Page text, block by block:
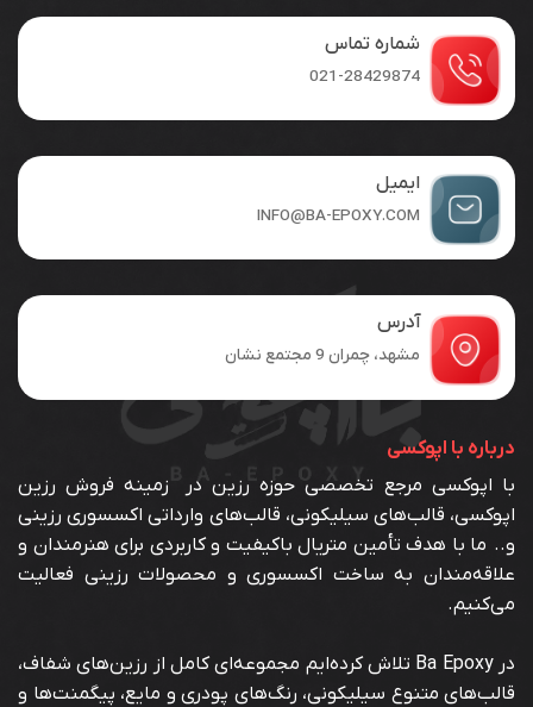
شماره تماس
021-28429874
ایمیل
INFO@BA-EPOXY.COM
آدرس
مشهد، چمران 9 مجتمع نشان
درباره با اپوکسی
با اپوکسی مرجع تخصصی حوزه رزین در زمینه فروش رزین
اپوکسی، قالب‌های سیلیکونی، قالب‌های وارداتی اکسسوری رزینی
و.. ما با هدف تأمین متریال باکیفیت و کاربردی برای هنرمندان و
علاقه‌مندان به ساخت اکسسوری و محصولات رزینی فعالیت
می‌کنیم.
در Ba Epoxy تلاش کرده‌ایم مجموعه‌ای کامل از رزین‌های شفاف،
قالب‌های متنوع سیلیکونی، رنگ‌های پودری و مایع، پیگمنت‌ها و